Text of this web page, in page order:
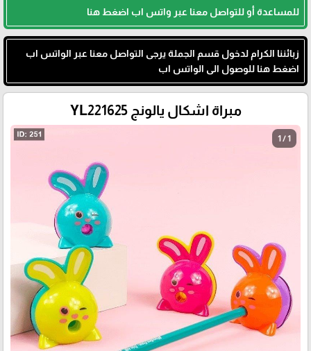
للمساعدة أو للتواصل معنا عبر واتس اب اضغط هنا
زبائننا الكرام لدخول قسم الجملة يرجى التواصل معنا عبر الواتس اب
اضغط هنا للوصول الى الواتس اب
مبراة اشكال يالونج YL221625
1 / 1